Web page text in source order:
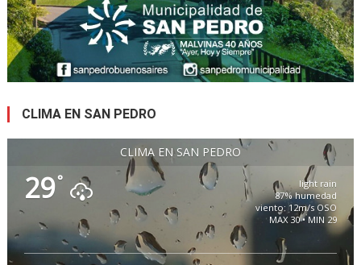
CLIMA EN SAN PEDRO
CLIMA EN SAN PEDRO
29°
light rain
87% humedad
viento: 12m/s OSO
MAX 30 • MIN 29